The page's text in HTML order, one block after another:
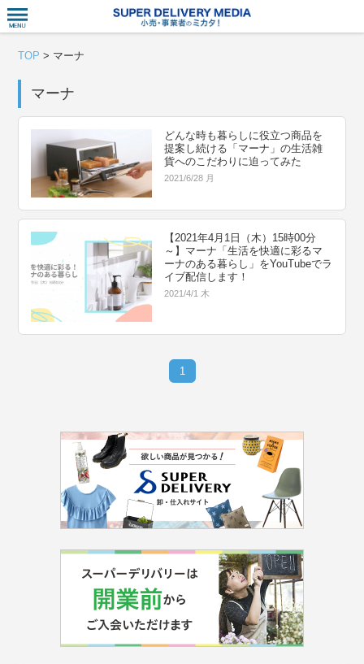
TOP > マーナ
マーナ
どんな時も暮らしに役立つ商品を
提案し続ける「マーナ」の生活雑
貨へのこだわりに迫ってみた
2021/6/28 月
【2021年4月1日（木）15時00分
～】マーナ「生活を快適に彩るマ
ーナのある暮らし」をYouTubeでラ
イブ配信します！
2021/4/1 木
1